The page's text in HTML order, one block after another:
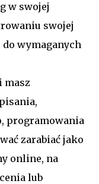
w swojej
swojej
wymaganych
masz
programowania
zarabiać jako
online, na
lub